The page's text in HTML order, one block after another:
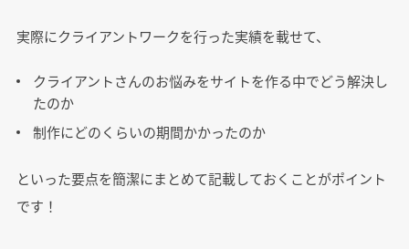
実際にクライアントワークを行った実績を載せて、
クライアントさんのお悩みをサイトを作る中でどう解決し
たのか
制作にどのくらいの期間かかったのか
といった要点を簡潔にまとめて記載しておくことがポイント
です！